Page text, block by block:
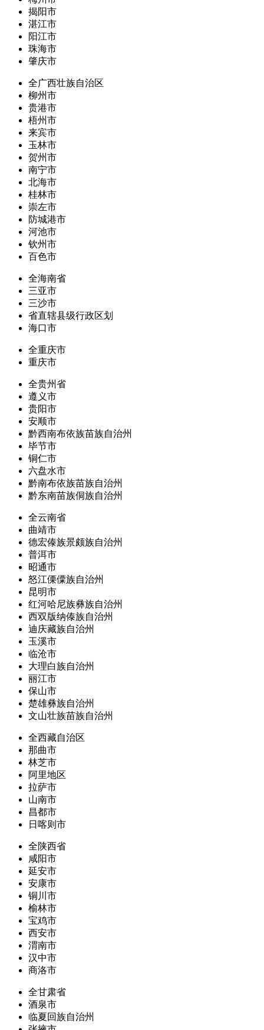
揭阳市
湛江市
阳江市
珠海市
肇庆市
全广西壮族自治区
柳州市
贵港市
梧州市
来宾市
玉林市
贺州市
南宁市
北海市
桂林市
崇左市
防城港市
河池市
钦州市
百色市
全海南省
三亚市
三沙市
省直辖县级行政区划
海口市
全重庆市
重庆市
全贵州省
遵义市
贵阳市
安顺市
黔西南布依族苗族自治州
毕节市
铜仁市
六盘水市
黔南布依族苗族自治州
黔东南苗族侗族自治州
全云南省
曲靖市
德宏傣族景颇族自治州
普洱市
昭通市
怒江傈僳族自治州
昆明市
红河哈尼族彝族自治州
西双版纳傣族自治州
迪庆藏族自治州
玉溪市
临沧市
大理白族自治州
丽江市
保山市
楚雄彝族自治州
文山壮族苗族自治州
全西藏自治区
那曲市
林芝市
阿里地区
拉萨市
山南市
昌都市
日喀则市
全陕西省
咸阳市
延安市
安康市
铜川市
榆林市
宝鸡市
西安市
渭南市
汉中市
商洛市
全甘肃省
酒泉市
临夏回族自治州